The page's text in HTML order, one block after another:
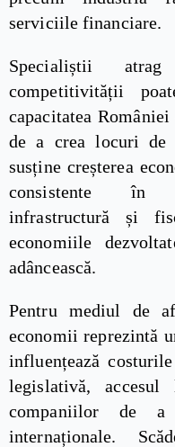
serviciile financiare.
Specialiștii
competitivității
capacitatea
de a crea locuri de
susține creșterea
consistente în
infrastructură și
economiile
adâncească.
Pentru mediul de
economii reprezintă
influențează
legislativă,
companiilor de
internaționale.